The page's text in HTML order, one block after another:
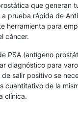
que generan
prueba rápida de
herramienta para
cáncer.
PSA (antígeno
diagnóstico para
salir positivo se
cuantitativo de la
clínica.